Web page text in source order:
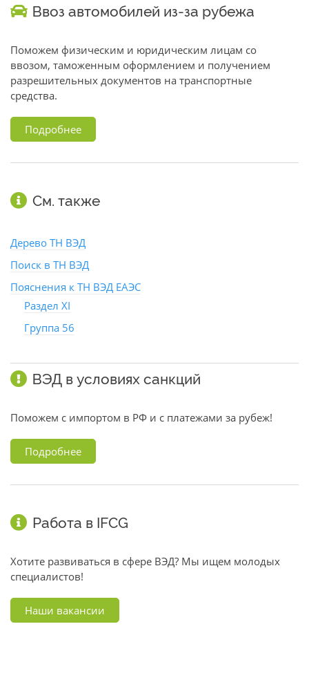
Ввоз автомобилей из-за рубежа
Поможем физическим и юридическим лицам со
ввозом, таможенным оформлением и получением
разрешительных документов на транспортные
средства.
Подробнее
См. также
Дерево ТН ВЭД
Поиск в ТН ВЭД
Пояснения к ТН ВЭД ЕАЭС
Раздел XI
Группа 56
ВЭД в условиях санкций
Поможем с импортом в РФ и с платежами за рубеж!
Подробнее
Работа в IFCG
Хотите развиваться в сфере ВЭД? Мы ищем молодых
специалистов!
Наши вакансии